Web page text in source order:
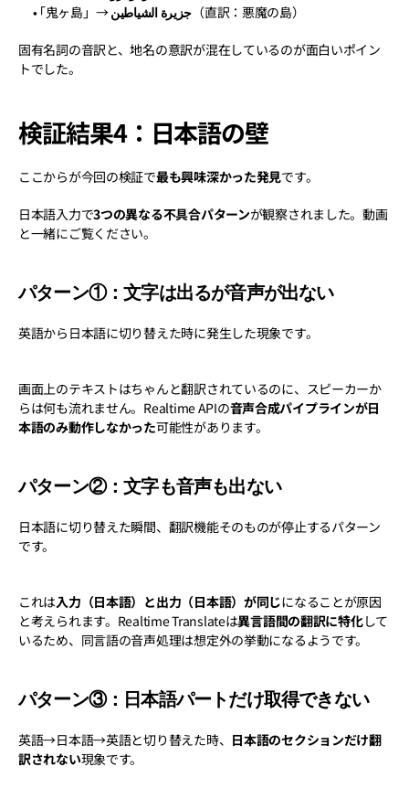
「鬼ヶ島」→ جزيرة الشياطين （直訳：悪魔の島）
固有名詞の音訳と、地名の意訳が混在しているのが面白いポイン
トでした。
検証結果4：日本語の壁
ここからが今回の検証で最も興味深かった発見です。
日本語入力で3つの異なる不具合パターンが観察されました。動画
と一緒にご覧ください。
パターン①：文字は出るが音声が出ない
英語から日本語に切り替えた時に発生した現象です。
画面上のテキストはちゃんと翻訳されているのに、スピーカーか
らは何も流れません。Realtime APIの音声合成パイプラインが日
本語のみ動作しなかった可能性があります。
パターン②：文字も音声も出ない
日本語に切り替えた瞬間、翻訳機能そのものが停止するパターン
です。
これは入力（日本語）と出力（日本語）が同じになることが原因
と考えられます。Realtime Translateは異言語間の翻訳に特化して
いるため、同言語の音声処理は想定外の挙動になるようです。
パターン③：日本語パートだけ取得できない
英語→日本語→英語と切り替えた時、 日本語のセクションだけ翻
訳されない現象です。